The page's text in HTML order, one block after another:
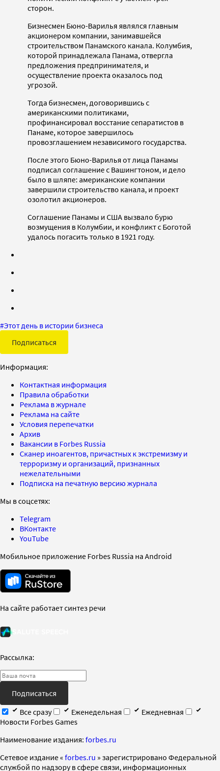
сторон.
Бизнесмен Бюно-Варилья являлся главным
акционером компании, занимавшейся
строительством Панамского канала. Колумбия,
которой принадлежала Панама, отвергла
предложения предпринимателя, и
осуществление проекта оказалось под
угрозой.
Тогда бизнесмен, договорившись с
американскими политиками,
профинансировал восстание сепаратистов в
Панаме, которое завершилось
провозглашением независимого государства.
После этого Бюно-Варилья от лица Панамы
подписал соглашение с Вашингтоном, и дело
было в шляпе: американские компании
завершили строительство канала, и проект
озолотил акционеров.
Соглашение Панамы и США вызвало бурю
возмущения в Колумбии, и конфликт с Боготой
удалось погасить только в 1921 году.
#Этот день в истории бизнеса
Подписаться
Информация:
Контактная информация
Правила обработки
Реклама в журнале
Реклама на сайте
Условия перепечатки
Архив
Вакансии в Forbes Russia
Сканер иноагентов, причастных к экстремизму и
терроризму и организаций, признанных
нежелательными
Подписка на печатную версию журнала
Мы в соцсетях:
Telegram
ВКонтакте
YouTube
Мобильное приложение Forbes Russia на Android
На сайте работает синтез речи
Рассылка:
Подписаться
Все сразу
Еженедельная
Ежедневная
Новости Forbes Games
Наименование издания: forbes.ru
Cетевое издание « forbes.ru » зарегистрировано Федеральной
службой по надзору в сфере связи, информационных